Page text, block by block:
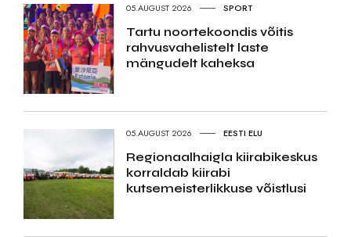
05.AUGUST 2026 SPORT
Tartu noortekoondis võitis
rahvusvahelistelt laste
mängudelt kaheksa
05.AUGUST 2026 EESTI ELU
Regionaalhaigla kiirabikeskus
korraldab kiirabi
kutsemeisterlikkuse võistlusi